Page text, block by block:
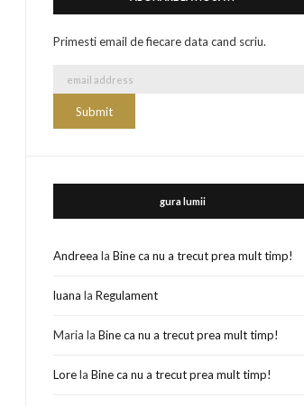
Primesti email de fiecare data cand scriu.
gura lumii
Andreea laBine ca nu a trecut prea mult timp!
luana laRegulament
Maria laBine ca nu a trecut prea mult timp!
LorelaBine ca nu a trecut prea mult timp!